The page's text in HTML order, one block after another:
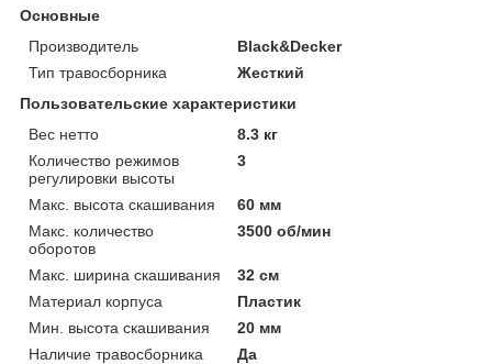
Основные
Производитель
Black&Decker
Тип травосборника
Жесткий
Пользовательские характеристики
Вес нетто
8.3 кг
Количество режимов
регулировки высоты
3
Макс. высота скашивания
60 мм
Макс. количество
оборотов
3500 об/мин
Макс. ширина скашивания
32 см
Материал корпуса
Пластик
Мин. высота скашивания
20 мм
Наличие травосборника
Да